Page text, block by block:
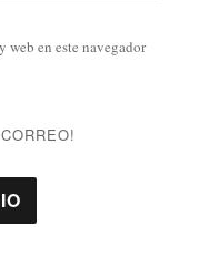
web en este navegador